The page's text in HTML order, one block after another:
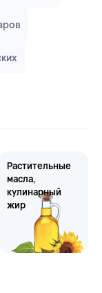
Растительные
масла,
кулинарный
жир